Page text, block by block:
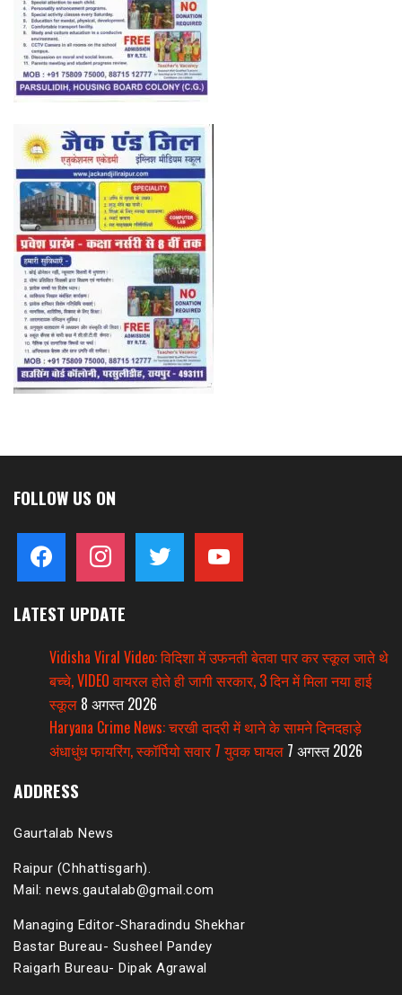
FOLLOW US ON
facebook instagram twitter
LATEST UPDATE
Vidisha Viral Video: विदिशा में उफनती बेतवा पार कर स्कूल जाते थे
बच्चे, VIDEO वायरल होते ही जागी सरकार, 3 दिन में मिला नया हाई
स्कूल 8 अगस्त 2026
Haryana Crime News: चरखी दादरी में थाने के सामने दिनदहाड़े
अंधाधुंध फायरिंग, स्कॉर्पियो सवार 7 युवक घायल 7 अगस्त 2026
ADDRESS
Gaurtalab News
Raipur (Chhattisgarh).
Mail: news.gautalab@gmail.com
Managing Editor-Sharadindu Shekhar
Bastar Bureau- Susheel Pandey
Raigarh Bureau- Dipak Agrawal